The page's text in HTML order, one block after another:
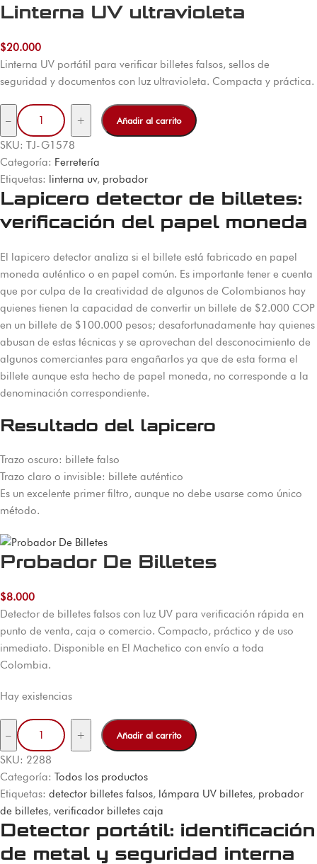
Linterna UV ultravioleta
$20.000
Linterna UV portátil para verificar billetes falsos, sellos de
seguridad y documentos con luz ultravioleta. Compacta y práctica.
– + Añadir al carrito
SKU: TJ-G1578
Categoría: Ferretería
Etiquetas: linterna uv, probador
Lapicero detector de billetes:
verificación del papel moneda
El lapicero detector analiza si el billete está fabricado en papel
moneda auténtico o en papel común. Es importante tener e cuenta
que por culpa de la creatividad de algunos de Colombianos hay
quienes tienen la capacidad de convertir un billete de $2.000 COP
en un billete de $100.000 pesos; desafortunadamente hay quienes
abusan de estas técnicas y se aprovechan del desconocimiento de
algunos comerciantes para engañarlos ya que de esta forma el
billete aunque esta hecho de papel moneda, no corresponde a la
denominación correspondiente.
Resultado del lapicero
Trazo oscuro: billete falso
Trazo claro o invisible: billete auténtico
Es un excelente primer filtro, aunque no debe usarse como único
método.
Probador De Billetes
$8.000
Detector de billetes falsos con luz UV para verificación rápida en
punto de venta, caja o comercio. Compacto, práctico y de uso
inmediato. Disponible en El Machetico con envío a toda
Colombia.
Hay existencias
– + Añadir al carrito
SKU: 2288
Categoría: Todos los productos
Etiquetas: detector billetes falsos, lámpara UV billetes, probador
de billetes, verificador billetes caja
Detector portátil: identificación
de metal y seguridad interna